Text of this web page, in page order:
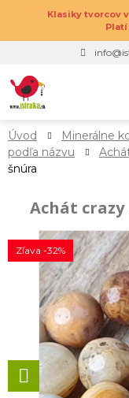
Klasiky tvorcov
Úvod Minerálne
podľa názvu
šnúra
Achát
Zľava -32%